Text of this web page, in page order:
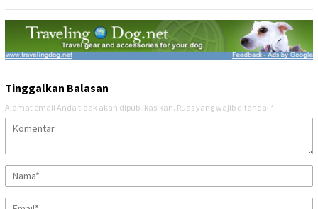
Tinggalkan Balasan
Alamat email Anda tidak akan dipublikasikan. Ruas yang wajib ditandai *